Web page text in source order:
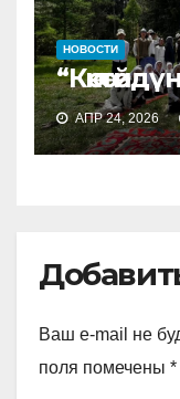
НОВОСТИ
АПР 24, 2026
Ваш e-mail не
поля помечены *